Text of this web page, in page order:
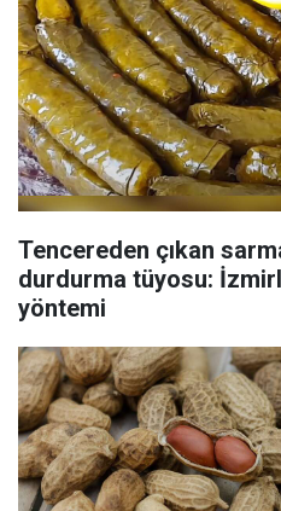
Tencereden çıkan
durdurma tüyosu:
yöntemi